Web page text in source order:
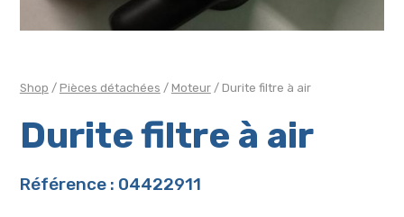
Shop / Pièces détachées / Moteur/ Durite filtre à air
Durite filtre à air
Référence : 04422911